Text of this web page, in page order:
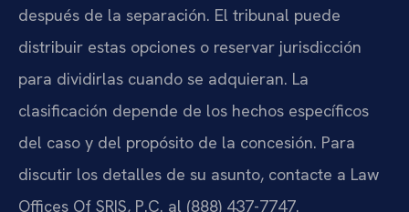
después de la separación. El tribunal puede
distribuir estas opciones o reservar jurisdicción
para dividirlas cuando se adquieran. La
clasificación depende de los hechos específicos
del caso y del propósito de la concesión. Para
discutir los detalles de su asunto, contacte a Law
Offices Of SRIS, P.C. al (888) 437-7747.